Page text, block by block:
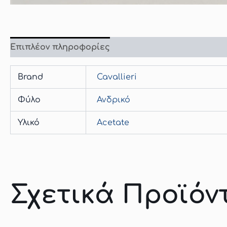
Επιπλέον πληροφορίες
Brand Cavallieri
Φύλο Ανδρικό
Υλικό Acetate
Σχετικά